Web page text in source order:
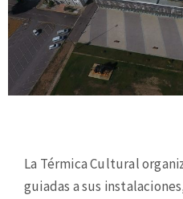
La Térmica Cultural
guiadas a sus